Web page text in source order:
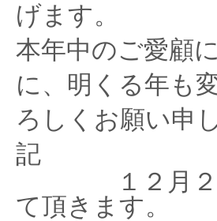
げます。
本年中のご愛顧
に、明くる年も
ろしくお願い申
記
１２月２８
て頂きます。